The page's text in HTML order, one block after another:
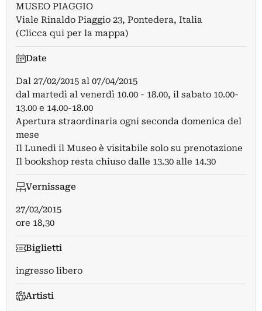
MUSEO PIAGGIO
Viale Rinaldo Piaggio 23, Pontedera, Italia
(Clicca qui per la mappa)
Date
Dal 27/02/2015 al 07/04/2015
dal martedì al venerdì 10.00 - 18.00, il sabato 10.00-
13.00 e 14.00-18.00
Apertura straordinaria ogni seconda domenica del
mese
Il Lunedì il Museo è visitabile solo su prenotazione
Il bookshop resta chiuso dalle 13.30 alle 14.30
Vernissage
27/02/2015
ore 18,30
Biglietti
ingresso libero
Artisti